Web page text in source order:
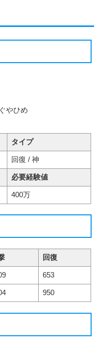
やひめ
タイプ
回復 / 神
必要経験値
400万
回復
653
950